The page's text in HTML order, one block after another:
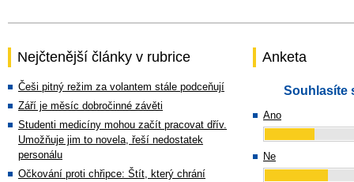
Nejčtenější články v rubrice
Češi pitný režim za volantem stále podceňují
Září je měsíc dobročinné závěti
Studenti medicíny mohou začít pracovat dřív.
Umožňuje jim to novela, řeší nedostatek
personálu
Očkování proti chřipce: Štít, který chrání
Anketa
Souhlasíte
Ano
Ne